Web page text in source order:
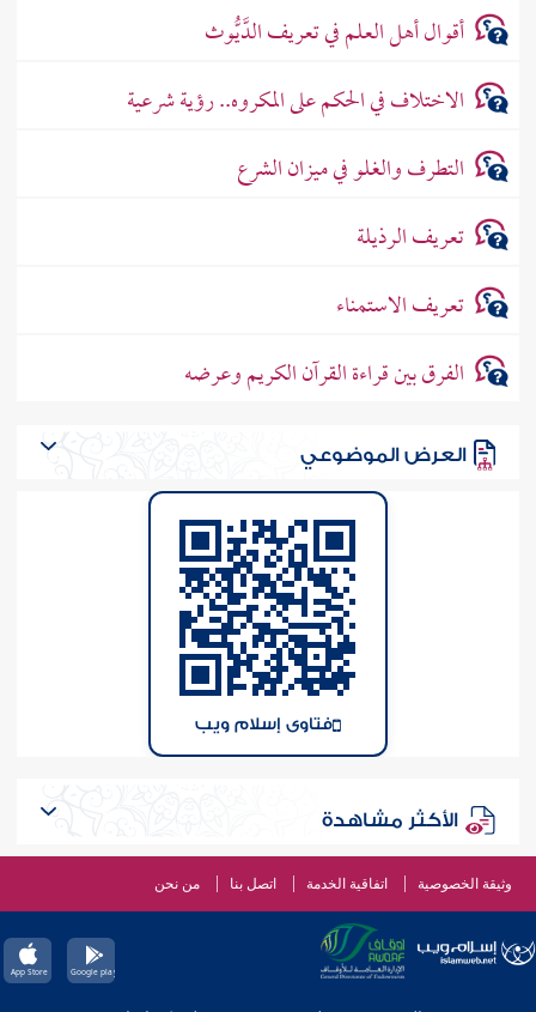
أقوال أهل العلم في تعريف الدَّيُّوث
الاختلاف في الحكم على المكروه.. رؤية شرعية
التطرف والغلو في ميزان الشرع
تعريف الرذيلة
تعريف الاستمناء
الفرق بين قراءة القرآن الكريم وعرضه
العرض الموضوعي
فتاوى إسلام ويب
الأكثر مشاهدة
وثيقة الخصوصية اتفاقية الخدمة اتصل بنا من نحن